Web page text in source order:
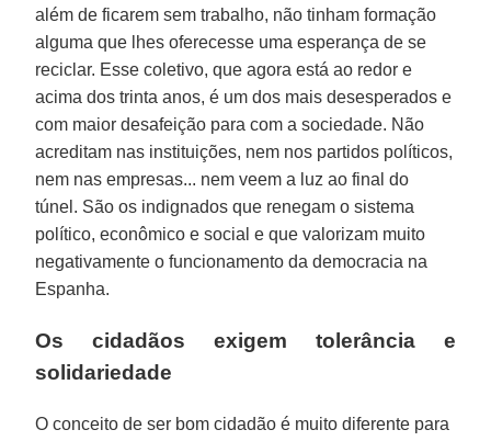
além de ficarem sem trabalho, não tinham formação
alguma que lhes oferecesse uma esperança de se
reciclar. Esse coletivo, que agora está ao redor e
acima dos trinta anos, é um dos mais desesperados e
com maior desafeição para com a sociedade. Não
acreditam nas instituições, nem nos partidos políticos,
nem nas empresas... nem veem a luz ao final do
túnel. São os indignados que renegam o sistema
político, econômico e social e que valorizam muito
negativamente o funcionamento da democracia na
Espanha.
Os cidadãos exigem tolerância e
solidariedade
O conceito de ser bom cidadão é muito diferente para